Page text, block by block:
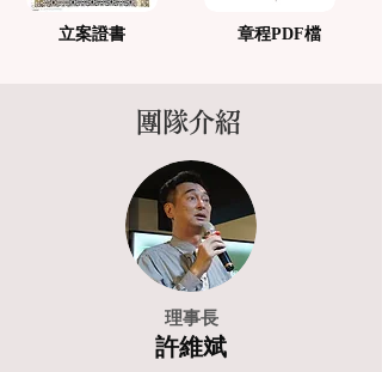
立案證書 章程PDF檔
團隊介紹
理事長
​許維斌